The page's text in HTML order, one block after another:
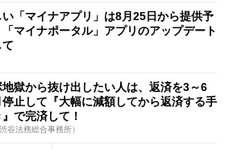
い「マイナアプリ」は8月25日から提供予
マイナポータル」アプリのアップデート
て
地獄から抜け出したい人は、返済を3～6
停止して『大幅に減額してから返済する手
で完済して！
谷法務総合事務所）